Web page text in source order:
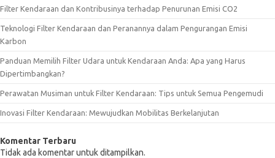
Filter Kendaraan dan Kontribusinya terhadap Penurunan Emisi CO2
Teknologi Filter Kendaraan dan Peranannya dalam Pengurangan Emisi
Karbon
Panduan Memilih Filter Udara untuk Kendaraan Anda: Apa yang Harus
Dipertimbangkan?
Perawatan Musiman untuk Filter Kendaraan: Tips untuk Semua Pengemudi
Inovasi Filter Kendaraan: Mewujudkan Mobilitas Berkelanjutan
Komentar Terbaru
Tidak ada komentar untuk ditampilkan.